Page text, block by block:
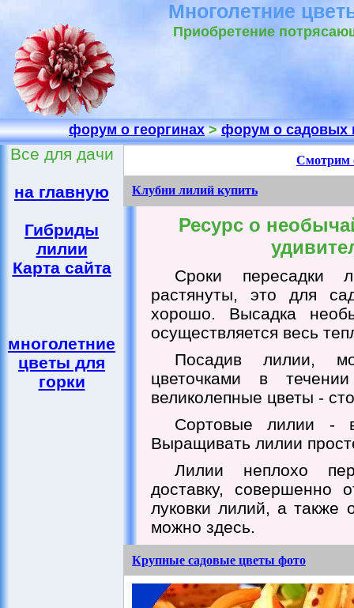
Многолетние
Приобретение
форум о георгинах>форум о садовых
Все для дачи
на главную
Гибриды
лилии
Карта сайта
многолетние
цветы для
горки
Смотрим
Клубни лилий купить
Ресурс о
Сроки пересадки
растянуты, это для
хорошо. Высадка
осуществляется весь
Посадив лилии,
цветочками в
великолепные цветы -
Сортовые лилии -
Выращивать лилии
Лилии неплохо
доставку, совершенно
луковки лилий, а также
можно здесь.
Крупные садовые цветы фото